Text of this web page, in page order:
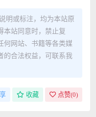
明或标注，均为本站原
本站同意时，禁止复
何网站、书籍等各类媒
的合法权益，可联系我
收藏 点赞(0)